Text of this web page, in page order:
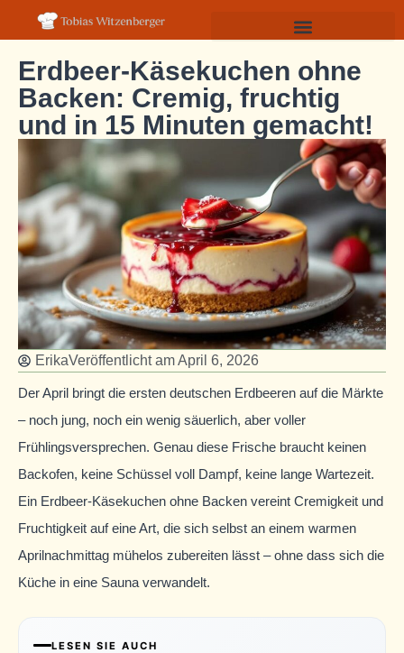
Erdbeer-Käsekuchen ohne
Backen: Cremig, fruchtig
und in 15 Minuten gemacht!
ErikaVeröffentlicht amApril 6, 2026
Der April bringt die ersten deutschen Erdbeeren auf die Märkte
– noch jung, noch ein wenig säuerlich, aber voller
Frühlingsversprechen. Genau diese Frische braucht keinen
Backofen, keine Schüssel voll Dampf, keine lange Wartezeit.
Ein Erdbeer-Käsekuchen ohne Backen vereint Cremigkeit und
Fruchtigkeit auf eine Art, die sich selbst an einem warmen
Aprilnachmittag mühelos zubereiten lässt – ohne dass sich die
Küche in eine Sauna verwandelt.
LESEN SIE AUCH